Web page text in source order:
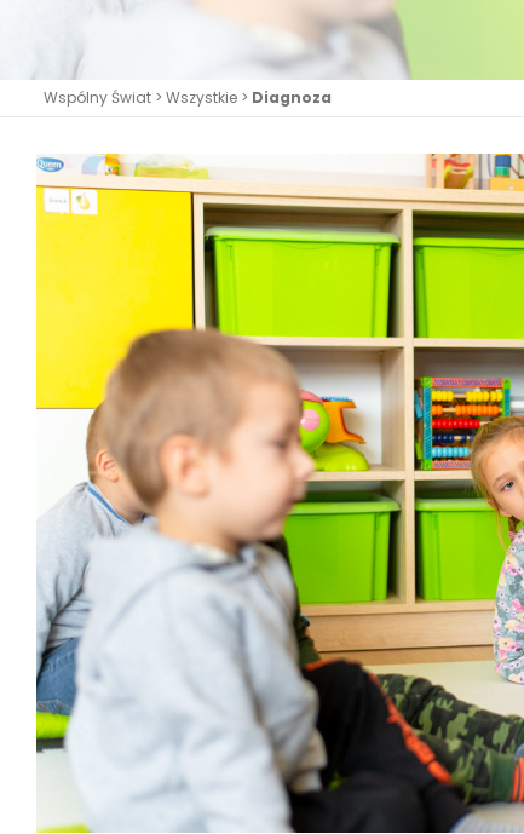
Wspólny Świat > Wszystkie > Diagnoza